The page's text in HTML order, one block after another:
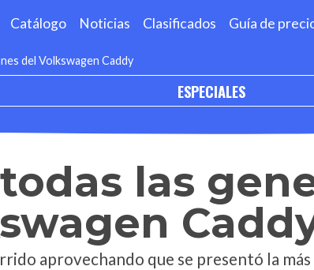
Catálogo Noticias Clasificados Guía de
del Volkswagen Caddy
ESPECIALES
las
aprovechando que se presentó la